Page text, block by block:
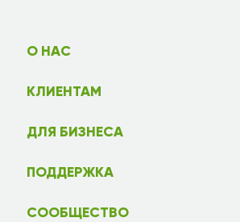
О НАС
КЛИЕНТАМ
ДЛЯ БИЗНЕСА
ПОДДЕРЖКА
СООБЩЕСТВО